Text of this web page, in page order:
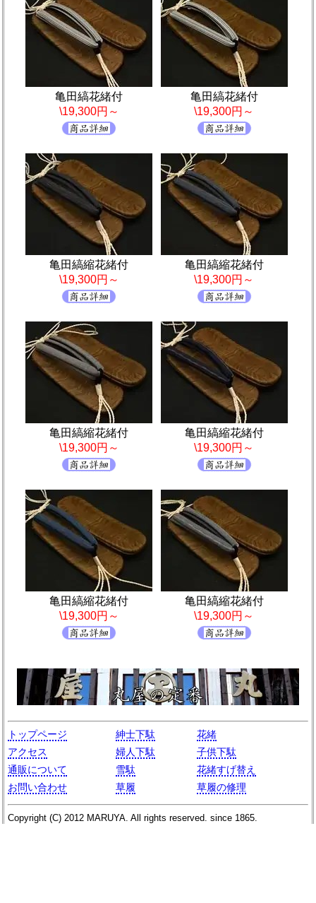
亀田縞花緒付
\19,300円～
亀田縞花緒付
\19,300円～
亀田縞縮花緒付
\19,300円～
亀田縞縮花緒付
\19,300円～
亀田縞縮花緒付
\19,300円～
亀田縞縮花緒付
\19,300円～
亀田縞縮花緒付
\19,300円～
亀田縞縮花緒付
\19,300円～
トップページ
アクセス
通販について
お問い合わせ
紳士下駄
婦人下駄
雪駄
草履
花緒
子供下駄
花緒すげ替え
草履の修理
Copyright (C) 2012 MARUYA . All rights reserved. since 1865.